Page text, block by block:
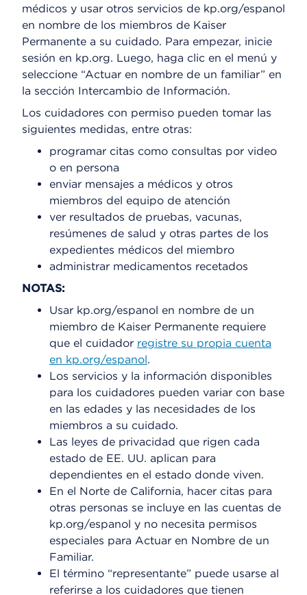
médicos y usar otros servicios de kp.org/espanol
en nombre de los miembros de Kaiser
Permanente a su cuidado. Para empezar, inicie
sesión en kp.org. Luego, haga clic en el menú y
seleccione “Actuar en nombre de un familiar” en
la sección Intercambio de Información.
Los cuidadores con permiso pueden tomar las
siguientes medidas, entre otras:
programar citas como consultas por video
o en persona
enviar mensajes a médicos y otros
miembros del equipo de atención
ver resultados de pruebas, vacunas,
resúmenes de salud y otras partes de los
expedientes médicos del miembro
administrar medicamentos recetados
NOTAS:
Usar kp.org/espanol en nombre de un
miembro de Kaiser Permanente requiere
que el cuidador registre su propia cuenta
en kp.org/espanol.
Los servicios y la información disponibles
para los cuidadores pueden variar con base
en las edades y las necesidades de los
miembros a su cuidado.
Las leyes de privacidad que rigen cada
estado de EE. UU. aplican para
dependientes en el estado donde viven.
En el Norte de California, hacer citas para
otras personas se incluye en las cuentas de
kp.org/espanol y no necesita permisos
especiales para Actuar en Nombre de un
Familiar.
El término “representante” puede usarse al
referirse a los cuidadores que tienen